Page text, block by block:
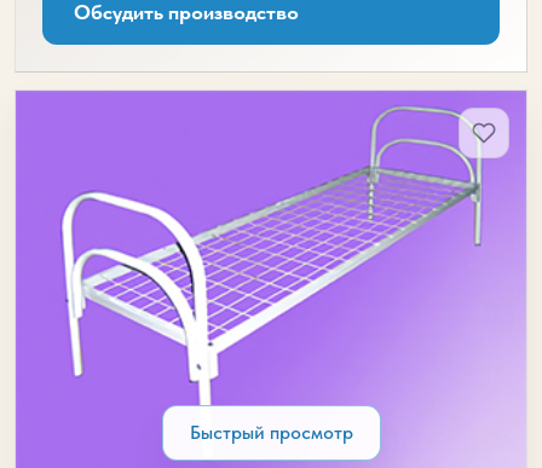
Обсудить производство
Быстрый просмотр